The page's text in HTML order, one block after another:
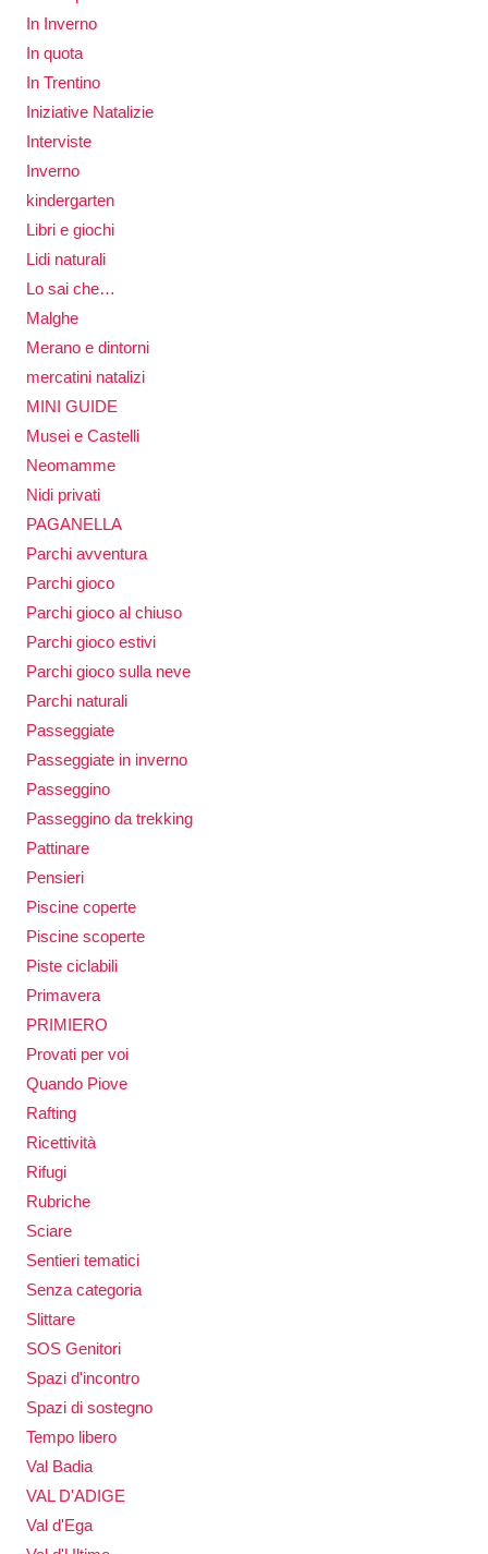
In Inverno
In quota
In Trentino
Iniziative Natalizie
Interviste
Inverno
kindergarten
Libri e giochi
Lidi naturali
Lo sai che…
Malghe
Merano e dintorni
mercatini natalizi
MINI GUIDE
Musei e Castelli
Neomamme
Nidi privati
PAGANELLA
Parchi avventura
Parchi gioco
Parchi gioco al chiuso
Parchi gioco estivi
Parchi gioco sulla neve
Parchi naturali
Passeggiate
Passeggiate in inverno
Passeggino
Passeggino da trekking
Pattinare
Pensieri
Piscine coperte
Piscine scoperte
Piste ciclabili
Primavera
PRIMIERO
Provati per voi
Quando Piove
Rafting
Ricettività
Rifugi
Rubriche
Sciare
Sentieri tematici
Senza categoria
Slittare
SOS Genitori
Spazi d'incontro
Spazi di sostegno
Tempo libero
Val Badia
VAL D'ADIGE
Val d'Ega